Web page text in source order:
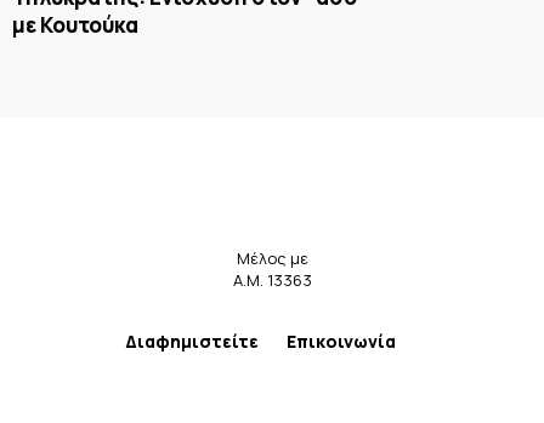
με Κουτούκα
Μέλος με
Α.Μ. 13363
Διαφημιστείτε Επικοινωνία